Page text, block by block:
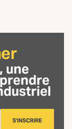
une
S'INSCRIRE